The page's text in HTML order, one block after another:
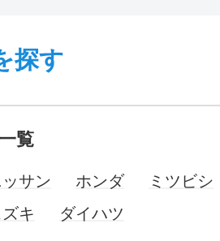
探す
覧
サン ホンダ
ミツビシ
ズキ ダイハツ